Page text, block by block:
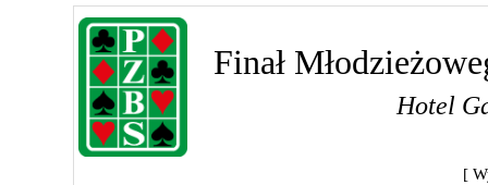
Finał
Hotel
[